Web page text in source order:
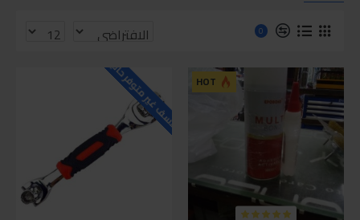
0
HOT للاسف غير متوفر حاليا